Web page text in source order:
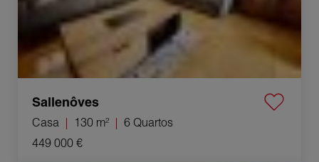
Sallenôves
Casa 130 m²
6 Quartos
449 000 €